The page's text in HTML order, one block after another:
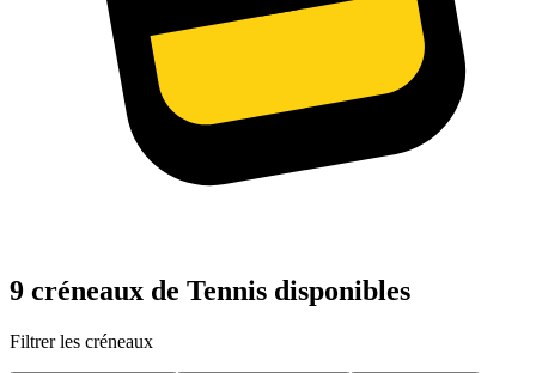
9 créneaux de Tennis disponibles
Filtrer les créneaux